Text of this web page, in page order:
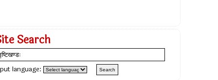
Search
language: